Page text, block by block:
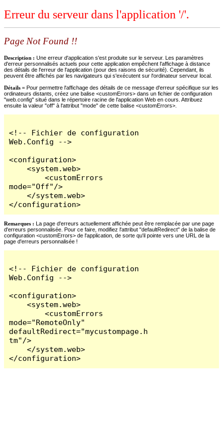
Erreur du serveur dans l'application '/'.
Page Not Found !!
Description : Une erreur d'application s'est produite sur le serveur. Les paramètres
d'erreur personnalisés actuels pour cette application empêchent l'affichage à distance
des détails de l'erreur de l'application (pour des raisons de sécurité). Cependant, ils
peuvent être affichés par les navigateurs qui s'exécutent sur l'ordinateur serveur local.
Détails = Pour permettre l'affichage des détails de ce message d'erreur spécifique sur les
ordinateurs distants, créez une balise <customErrors> dans un fichier de configuration
"web.config" situé dans le répertoire racine de l'application Web en cours. Attribuez
ensuite la valeur "off" à l'attribut "mode" de cette balise <customErrors>.
<!-- Fichier de configuration
Web.Config -->
<configuration>
    <system.web>
        <customErrors
mode="Off"/>
    </system.web>
</configuration>
Remarques : La page d'erreurs actuellement affichée peut être remplacée par une page
d'erreurs personnalisée. Pour ce faire, modifiez l'attribut "defaultRedirect" de la balise de
configuration <customErrors> de l'application, de sorte qu'il pointe vers une URL de la
page d'erreurs personnalisée !
<!-- Fichier de configuration
Web.Config -->
<configuration>
    <system.web>
        <customErrors
mode="RemoteOnly"
defaultRedirect="mycustompage.h
tm"/>
    </system.web>
</configuration>